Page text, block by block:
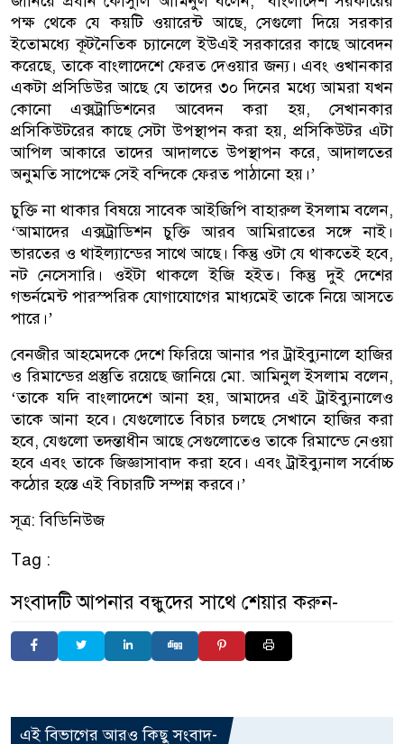
পক্ষ থেকে যে কয়টি ওয়ারেন্ট আছে, সেগুলো দিয়ে সরকার
ইতোমধ্যে কূটনৈতিক চ্যানেলে ইউএই সরকারের কাছে আবেদন
করেছে, তাকে বাংলাদেশে ফেরত দেওয়ার জন্য। এবং ওখানকার
একটা প্রসিডিউর আছে যে তাদের ৩০ দিনের মধ্যে আমরা যখন
কোনো এক্সট্রাডিশনের আবেদন করা হয়, সেখানকার
প্রসিকিউটরের কাছে সেটা উপস্থাপন করা হয়, প্রসিকিউটর এটা
আপিল আকারে তাদের আদালতে উপস্থাপন করে, আদালতের
অনুমতি সাপেক্ষে সেই বন্দিকে ফেরত পাঠানো হয়।’
চুক্তি না থাকার বিষয়ে সাবেক আইজিপি বাহারুল ইসলাম বলেন,
‘আমাদের এক্সট্রাডিশন চুক্তি আরব আমিরাতের সঙ্গে নাই।
ভারতের ও থাইল্যান্ডের সাথে আছে। কিন্তু ওটা যে থাকতেই হবে,
নট নেসেসারি। ওইটা থাকলে ইজি হইত। কিন্তু দুই দেশের
গভর্নমেন্ট পারস্পরিক যোগাযোগের মাধ্যমেই তাকে নিয়ে আসতে
পারে।’
বেনজীর আহমেদকে দেশে ফিরিয়ে আনার পর ট্রাইব্যুনালে হাজির
ও রিমান্ডের প্রস্তুতি রয়েছে জানিয়ে মো. আমিনুল ইসলাম বলেন,
‘তাকে যদি বাংলাদেশে আনা হয়, আমাদের এই ট্রাইব্যুনালেও
তাকে আনা হবে। যেগুলোতে বিচার চলছে সেখানে হাজির করা
হবে, যেগুলো তদন্তাধীন আছে সেগুলোতেও তাকে রিমান্ডে নেওয়া
হবে এবং তাকে জিজ্ঞাসাবাদ করা হবে। এবং ট্রাইব্যুনাল সর্বোচ্চ
কঠোর হস্তে এই বিচারটি সম্পন্ন করবে।’
সূত্র: বিডিনিউজ
Tag :
সংবাদটি আপনার বন্ধুদের সাথে শেয়ার করুন-
এই বিভাগের আরও কিছু সংবাদ-